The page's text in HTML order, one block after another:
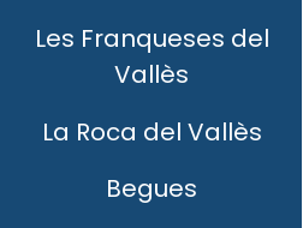
Les Franqueses del
Vallès
La Roca del Vallès
Begues